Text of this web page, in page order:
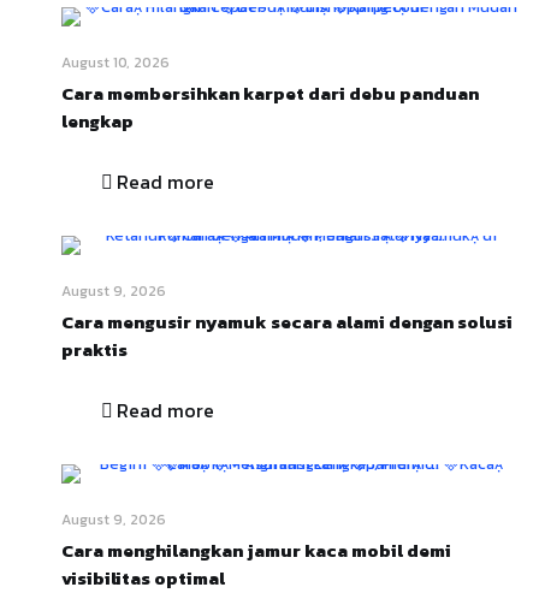
August 10, 2026
Cara membersihkan karpet dari debu panduan
lengkap
Read more
August 9, 2026
Cara mengusir nyamuk secara alami dengan solusi
praktis
Read more
August 9, 2026
Cara menghilangkan jamur kaca mobil demi
visibilitas optimal